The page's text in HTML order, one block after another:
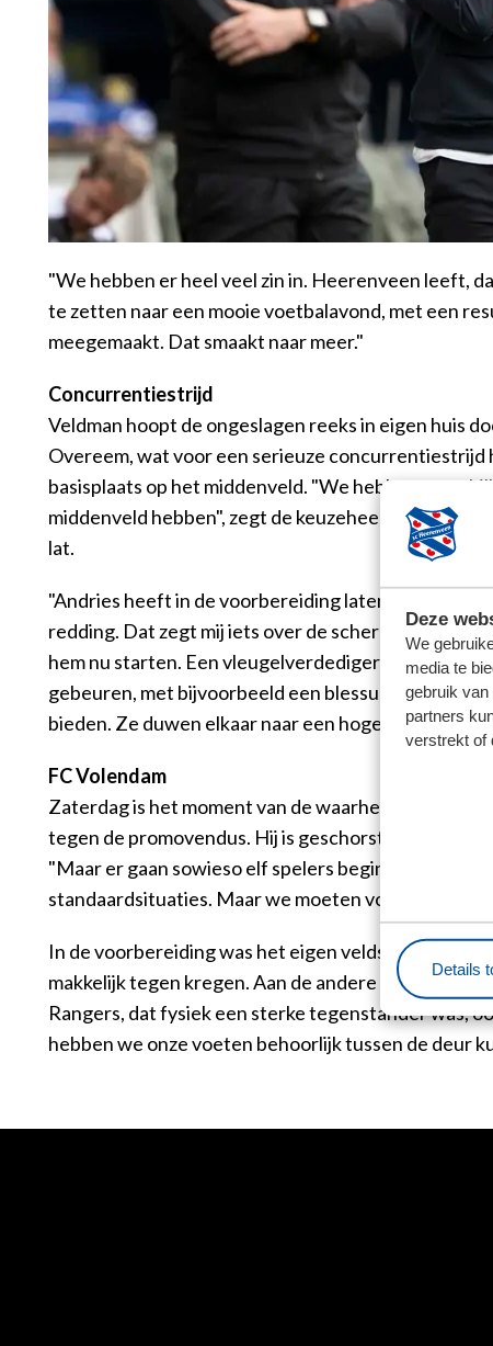
Deze
We
media te
gebruik
partners
verstrekt of
Details
"We hebben er heel veel zin in. Heerenveen leeft,
te zetten naar een mooie voetbalavond, met een
meegemaakt. Dat smaakt naar meer."
Concurrentiestrijd
Veldman hoopt de ongeslagen reeks in eigen huis
Overeem, wat voor een serieuze concurrentiestrijd
basisplaats op het middenveld. "We hebben
middenveld hebben", zegt de keuzeheer tevreden.
lat.
"Andries heeft in de voorbereiding laten zien waar
redding. Dat zegt mij iets over de scherpte en de
hem nu starten. Een vleugelverdediger kun je
gebeuren, met bijvoorbeeld een blessure. Dan
bieden. Ze duwen elkaar naar een hoger niveau."
FC Volendam
Zaterdag is het moment van de waarheid. Dan
tegen de promovendus. Hij is geschorst. Pawel
"Maar er gaan sowieso elf spelers beginnen", grapt
standaardsituaties. Maar we moeten vooral van
In de voorbereiding was het eigen veldspel een
makkelijk tegen kregen. Aan de andere kant
Rangers, dat fysiek een sterke tegenstander was,
hebben we onze voeten behoorlijk tussen de deur